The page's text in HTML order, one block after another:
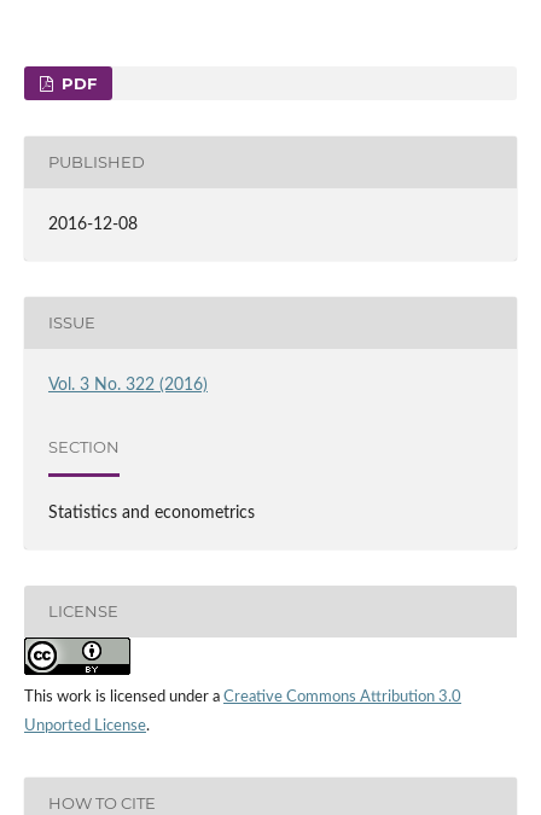
PDF
PUBLISHED
2016-12-08
ISSUE
Vol. 3 No. 322 (2016)
SECTION
Statistics and econometrics
LICENSE
This work is licensed under a Creative Commons Attribution 3.0
Unported License.
HOW TO CITE